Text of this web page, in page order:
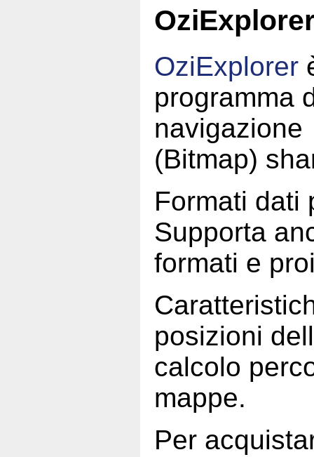
OziExplorer
programma
navigazione
(Bitmap)
Formati dati
Supporta
formati e
posizioni
calcolo
mappe.
Per